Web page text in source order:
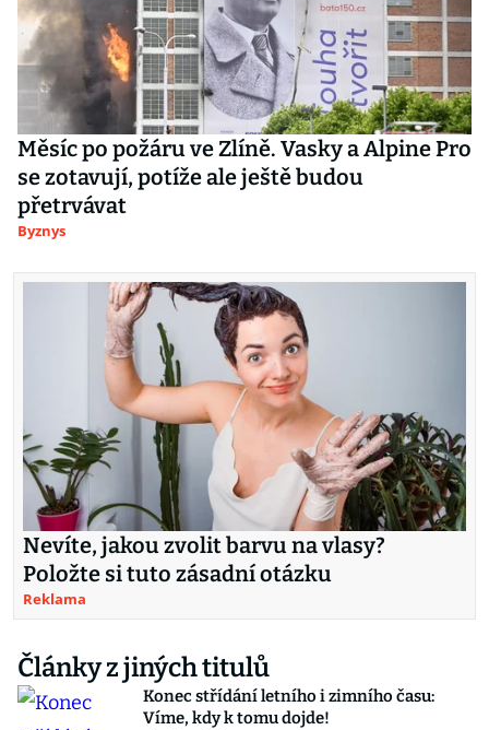
Měsíc po požáru ve Zlíně. Vasky a Alpine Pro
se zotavují, potíže ale ještě budou
přetrvávat
Byznys
Nevíte, jakou zvolit barvu na vlasy?
Položte si tuto zásadní otázku
Reklama
Články z jiných titulů
Konec střídání letního i zimního času:
Víme, kdy k tomu dojde!